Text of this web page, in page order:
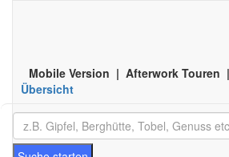
Mobile Version | Afterwork Touren |
Übersicht